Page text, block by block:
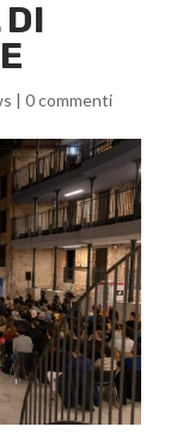
DI
| 0 commenti